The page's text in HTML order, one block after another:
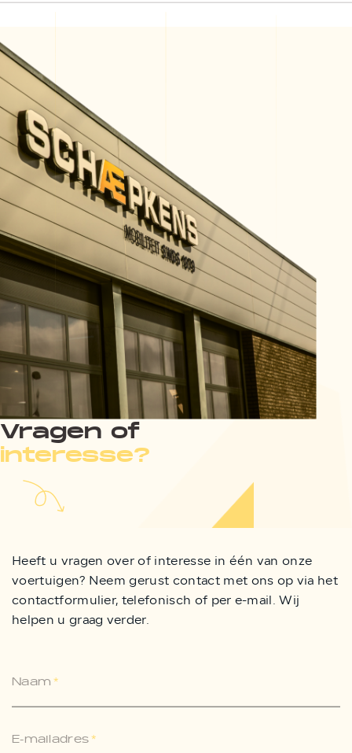
Vragen of
interesse?
Heeft u vragen over of interesse in één van onze
voertuigen? Neem gerust contact met ons op via het
contactformulier, telefonisch of per e-mail. Wij
helpen u graag verder.
Naam*
E-mailadres*